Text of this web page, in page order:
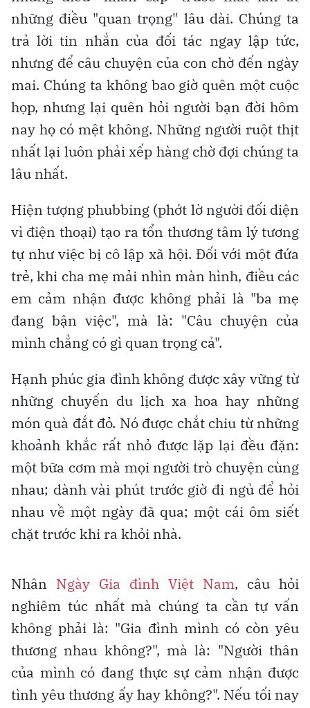
những điều "quan trọng" lâu dài. Chúng ta
trả lời tin nhắn của đối tác ngay lập tức,
nhưng để câu chuyện của con chờ đến ngày
mai. Chúng ta không bao giờ quên một cuộc
họp, nhưng lại quên hỏi người bạn đời hôm
nay họ có mệt không. Những người ruột thịt
nhất lại luôn phải xếp hàng chờ đợi chúng ta
lâu nhất.
Hiện tượng phubbing (phớt lờ người đối diện
vì điện thoại) tạo ra tổn thương tâm lý tương
tự như việc bị cô lập xã hội. Đối với một đứa
trẻ, khi cha mẹ mải nhìn màn hình, điều các
em cảm nhận được không phải là "ba mẹ
đang bận việc", mà là: "Câu chuyện của
mình chẳng có gì quan trọng cả".
Hạnh phúc gia đình không được xây vững từ
những chuyến du lịch xa hoa hay những
món quà đắt đỏ. Nó được chắt chiu từ những
khoảnh khắc rất nhỏ được lặp lại đều đặn:
một bữa cơm mà mọi người trò chuyện cùng
nhau; dành vài phút trước giờ đi ngủ để hỏi
nhau về một ngày đã qua; một cái ôm siết
chặt trước khi ra khỏi nhà.
Nhân Ngày Gia đình Việt Nam, câu hỏi
nghiêm túc nhất mà chúng ta cần tự vấn
không phải là: "Gia đình mình có còn yêu
thương nhau không?", mà là: "Người thân
của mình có đang thực sự cảm nhận được
tình yêu thương ấy hay không?". Nếu tối nay